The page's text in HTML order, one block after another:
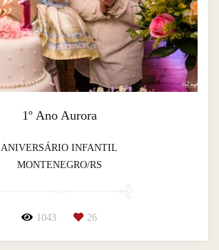
1º Ano Aurora
ANIVERSÁRIO INFANTIL
MONTENEGRO/RS
1043 26